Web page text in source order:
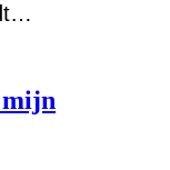
mijn